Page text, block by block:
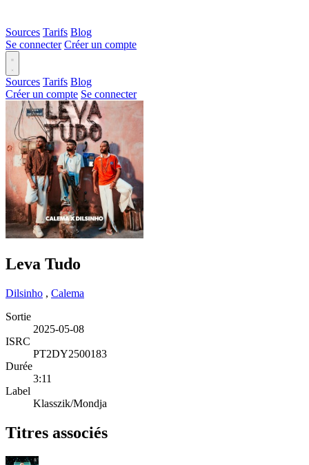
Sources Tarifs Blog
Se connecter Créer un compte
Sources Tarifs Blog
Créer un compte Se connecter
Leva Tudo
Dilsinho , Calema
Sortie
2025-05-08
ISRC
PT2DY2500183
Durée
3:11
Label
Klasszik/Mondja
Titres associés